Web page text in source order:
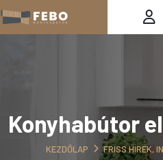
Konyhabútor
KEZDŐLAP
FRISS HÍREK,